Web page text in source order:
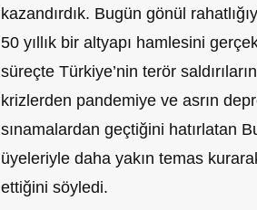
kazandırdık. Bugün gönül
50 yıllık bir altyapı hamlesini
süreçte Türkiye’nin terör
krizlerden pandemiye ve asrın
sınamalardan geçtiğini hatırlatan
üyeleriyle daha yakın temas
ettiğini söyledi.